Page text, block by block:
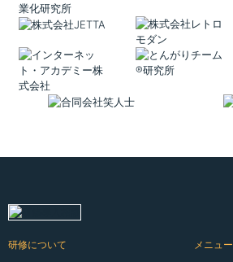
研修について メニュー